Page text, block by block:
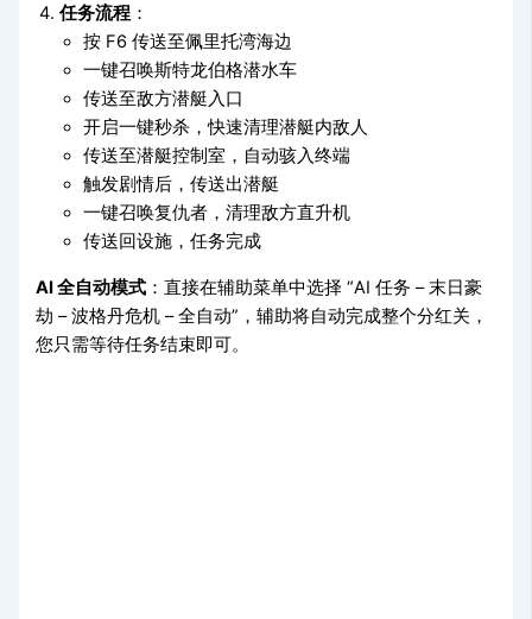
任务流程 ：
按 F6 传送至佩里托湾海边
一键召唤斯特龙伯格潜水车
传送至敌方潜艇入口
开启一键秒杀，快速清理潜艇内敌人
传送至潜艇控制室，自动骇入终端
触发剧情后，传送出潜艇
一键召唤复仇者，清理敌方直升机
传送回设施，任务完成
AI 全自动模式 ：直接在辅助菜单中选择 “AI 任务 – 末日豪
劫 – 波格丹危机 – 全自动”，辅助将自动完成整个分红关，
您只需等待任务结束即可。